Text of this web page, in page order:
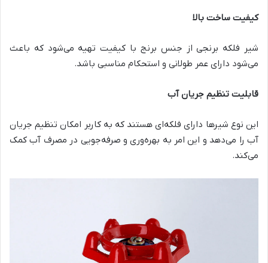
کیفیت ساخت بالا
شیر فلکه برنجی از جنس برنج با کیفیت تهیه می‌شود که باعث
می‌شود دارای عمر طولانی و استحکام مناسبی باشد.
قابلیت تنظیم جریان آب
این نوع شیرها دارای فلکه‌ای هستند که به کاربر امکان تنظیم جریان
آب را می‌دهد و این امر به بهره‌وری و صرفه‌جویی در مصرف آب کمک
می‌کند.